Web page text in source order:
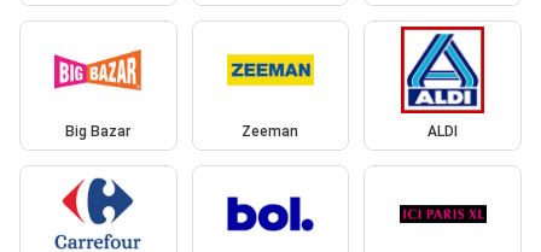
Big Bazar Zeeman ALDI